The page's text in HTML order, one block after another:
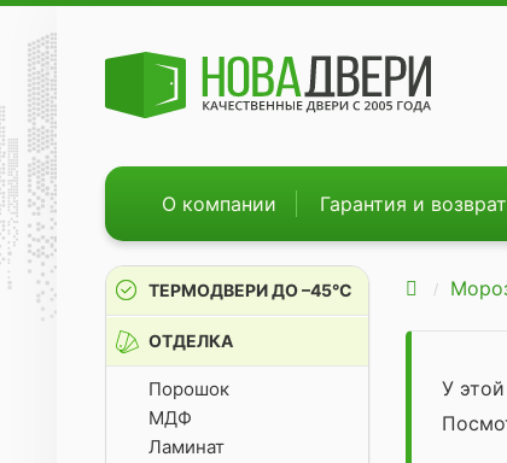
О компании Гарантия и возврат
У
ТЕРМОДВЕРИ ДО –45°С
ОТДЕЛКА
Порошок
МДФ
Ламинат